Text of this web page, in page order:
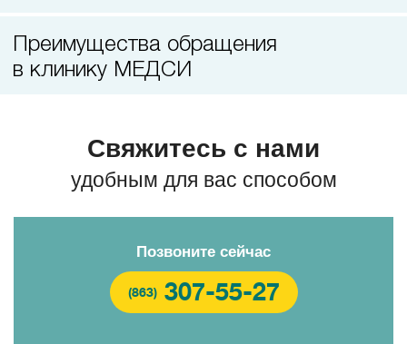
Преимущества обращения
в клинику МЕДСИ
Свяжитесь с нами
удобным для вас способом
Позвоните сейчас
(863) 307-55-27